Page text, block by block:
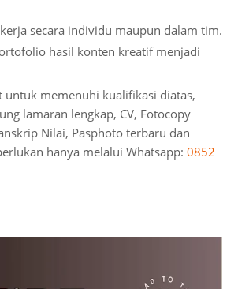
secara individu maupun dalam tim.
hasil konten kreatif menjadi
untuk memenuhi kualifikasi diatas,
lamaran lengkap, CV, Fotocopy
Nilai, Pasphoto terbaru dan
hanya melalui Whatsapp: 0852